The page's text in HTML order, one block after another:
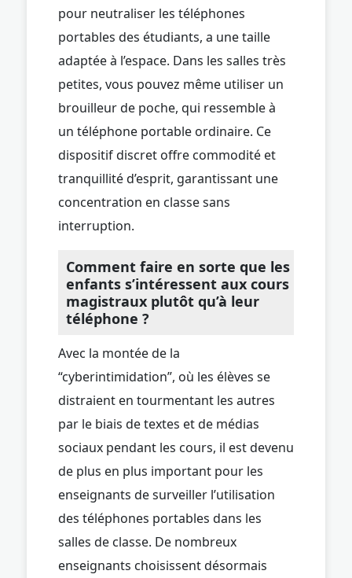
pour neutraliser les téléphones
portables des étudiants, a une taille
adaptée à l’espace. Dans les salles très
petites, vous pouvez même utiliser un
brouilleur de poche, qui ressemble à
un téléphone portable ordinaire. Ce
dispositif discret offre commodité et
tranquillité d’esprit, garantissant une
concentration en classe sans
interruption.
Comment faire en sorte que les
enfants s’intéressent aux cours
magistraux plutôt qu’à leur
téléphone ?
Avec la montée de la
“cyberintimidation”, où les élèves se
distraient en tourmentant les autres
par le biais de textes et de médias
sociaux pendant les cours, il est devenu
de plus en plus important pour les
enseignants de surveiller l’utilisation
des téléphones portables dans les
salles de classe. De nombreux
enseignants choisissent désormais